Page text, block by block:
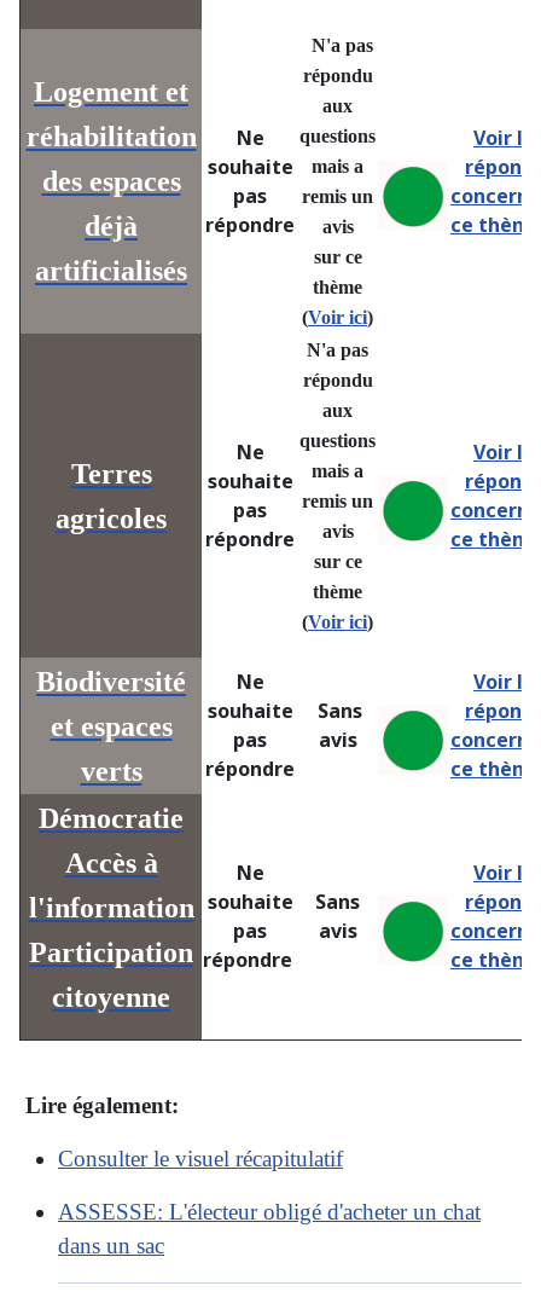
Logement et
réhabilitation
des espaces
déjà
artificialisés
Ne
souhaite
pas
répondre
N'a pas
répondu
aux
questions
mais a
remis un
avis
sur ce
thème
(Voir ici)
Voir
ce
Terres
agricoles
Ne
souhaite
pas
répondre
N'a pas
répondu
aux
questions
mais a
remis un
avis
sur ce
thème
(Voir ici)
Voir
ce
Biodiversité
et espaces
verts
Ne
souhaite
pas
répondre
Sans
avis
Voir
ce
Démocratie
Accès à
l'information
Participation
citoyenne
Ne
souhaite
pas
répondre
Sans
avis
Voir
ce
Lire également:
Consulter le visuel récapitulatif
ASSESSE: L'électeur obligé d'acheter un chat
dans un sac